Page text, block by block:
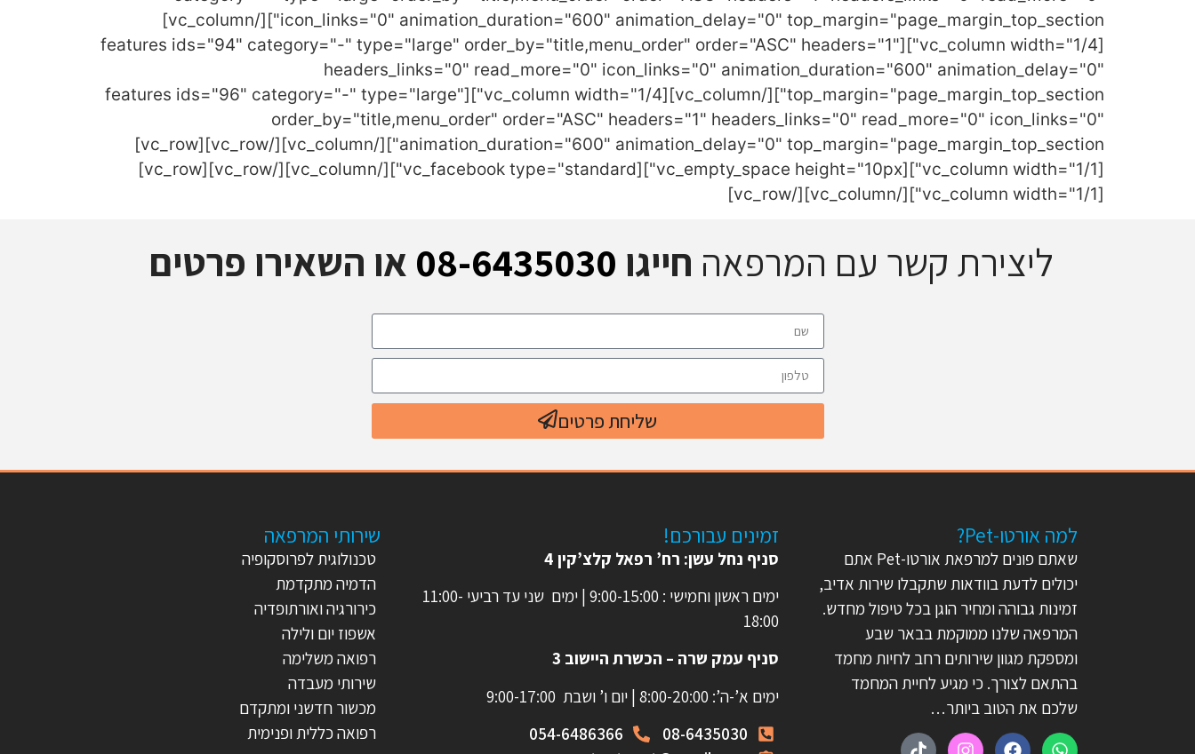
icon_links="0" animation_duration="600" animation_delay="0" top_margin="page_margin_top_section"][/vc_column]
[vc_column width="1/4"][features ids="94" category="-" type="large" order_by="title,menu_order" order="ASC" headers="1"
headers_links="0" read_more="0" icon_links="0" animation_duration="600" animation_delay="0"
top_margin="page_margin_top_section"][/vc_column][vc_column width="1/4"][features ids="96" category="-" type="large"
order_by="title,menu_order" order="ASC" headers="1" headers_links="0" read_more="0" icon_links="0"
animation_duration="600" animation_delay="0" top_margin="page_margin_top_section"][/vc_column][/vc_row][vc_row]
[vc_column width="1/1"][vc_empty_space height="10px"][vc_facebook type="standard"][/vc_column][/vc_row][vc_row]
[vc_column width="1/1"][/vc_column][/vc_row]
ליצירת קשר עם המרפאה חייגו 08-6435030 או השאירו פרטים
שליחת פרטים
למה אורטו-Pet?
שאתם פונים למרפאת אורטו-Pet אתם
יכולים לדעת בוודאות שתקבלו שירות אדיב,
זמינות גבוהה ומחיר הוגן בכל טיפול מחדש.
המרפאה שלנו ממוקמת בבאר שבע
ומספקת מגוון שירותים רחב לחיות מחמד
בהתאם לצורך. כי מגיע לחיית המחמד
שלכם את הטוב ביותר…
זמינים עבורכם!
סניף נחל עשן: רח’ רפאל קלצ’קין 4
ימים ראשון וחמישי : 9:00-15:00 | ימים שני עד רביעי 11:00-
18:00
סניף עמק שרה – הכשרת היישוב 3
ימים א’-ה’: 8:00-20:00 | יום ו’ ושבת 9:00-17:00
08-6435030
054-6486366
שירותי המרפאה
טכנולוגית לפרוסקופיה
הדמיה מתקדמת
כירורגיה ואורתופדיה
אשפוז יום ולילה
רפואה משלימה
שירותי מעבדה
מכשור חדשני ומתקדם
רפואה כללית ופנימית